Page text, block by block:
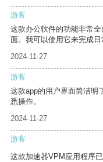
游客
这款办公软件的功能非常
面。我可以使用它来完成日
2024-11-27
游客
这款app的用户界面简洁明
悉操作。
2024-11-27
游客
这款加速器VPM应用程序